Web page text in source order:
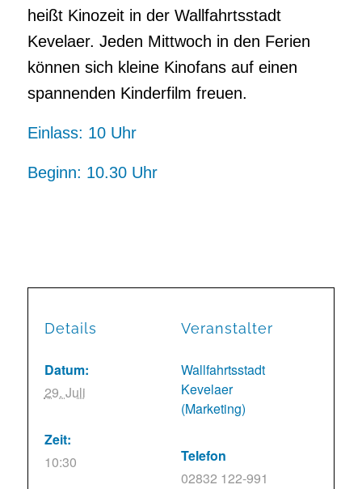
heißt Kinozeit in der Wallfahrtsstadt
Kevelaer. Jeden Mittwoch in den Ferien
können sich kleine Kinofans auf einen
spannenden Kinderfilm freuen.
Einlass: 10 Uhr
Beginn: 10.30 Uhr
Details
Datum:
29. Juli
Zeit:
10:30
Veranstalter
Wallfahrtsstadt
Kevelaer
(Marketing)
Telefon
02832 122-991